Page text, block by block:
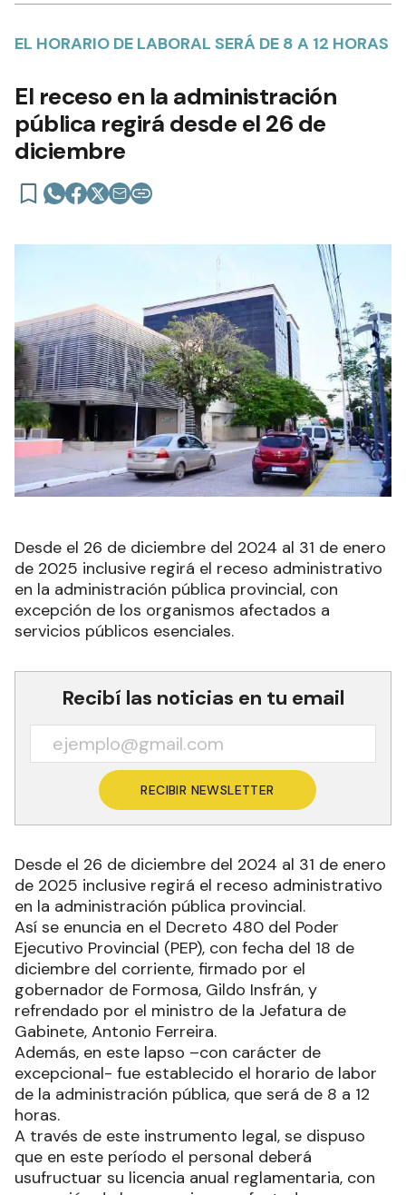
EL HORARIO DE LABORAL SERÁ DE 8 A 12 HORAS
El receso en la administración
pública regirá desde el 26 de
diciembre
Desde el 26 de diciembre del 2024 al 31 de enero
de 2025 inclusive regirá el receso administrativo
en la administración pública provincial, con
excepción de los organismos afectados a
servicios públicos esenciales.
Recibí las noticias en tu email
RECIBIR NEWSLETTER
Desde el 26 de diciembre del 2024 al 31 de enero
de 2025 inclusive regirá el receso administrativo
en la administración pública provincial.
Así se enuncia en el Decreto 480 del Poder
Ejecutivo Provincial (PEP), con fecha del 18 de
diciembre del corriente, firmado por el
gobernador de Formosa, Gildo Insfrán, y
refrendado por el ministro de la Jefatura de
Gabinete, Antonio Ferreira.
Además, en este lapso –con carácter de
excepcional- fue establecido el horario de labor
de la administración pública, que será de 8 a 12
horas.
A través de este instrumento legal, se dispuso
que en este período el personal deberá
usufructuar su licencia anual reglamentaria, con